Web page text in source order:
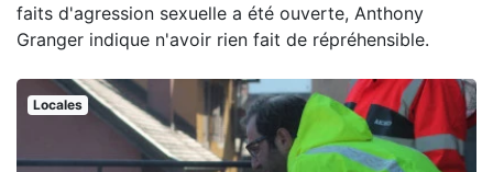
faits d'agression sexuelle a été ouverte, Anthony
Granger indique n'avoir rien fait de répréhensible.
Locales